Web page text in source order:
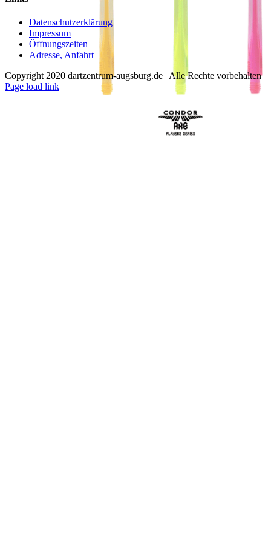
Varianten
auf.
Die
Optionen
können
auf
der
Produktseite
Datenschutzerklärung
Impressum
Öffnungszeiten
Adresse, Anfahrt
Copyright 2020 dartzentrum-augsburg.de | Alle Rechte vorbehalten
Facebook
Instagram
YouTube
Page load link